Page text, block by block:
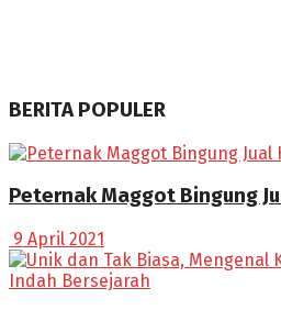
BERITA POPULER
Peternak Maggot Bingung
9 April 2021